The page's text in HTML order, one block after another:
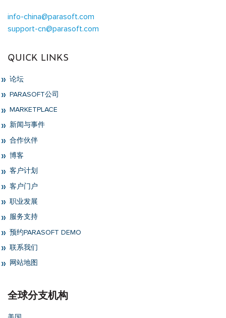
info-china@parasoft.com
support-cn@parasoft.com
QUICK LINKS
论坛
PARASOFT公司
MARKETPLACE
新闻与事件
合作伙伴
博客
客户计划
客户门户
职业发展
服务支持
预约PARASOFT DEMO
联系我们
网站地图
全球分支机构